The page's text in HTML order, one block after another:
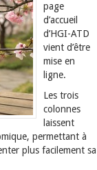
page
d’accueil
d’HGI-ATD
vient d’être
mise en
ligne.
Les trois
colonnes
laissent
permettant à
plus facilement sa